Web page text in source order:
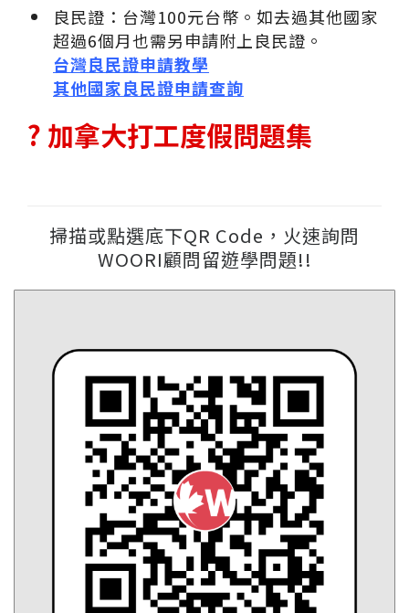
良民證：台灣100元台幣。如去過其他國家
超過6個月也需另申請附上良民證。
台灣良民證申請教學
其他國家良民證申請查詢
? 加拿大打工度假問題集
掃描或點選底下QR Code，火速詢問
WOORI顧問留遊學問題!!